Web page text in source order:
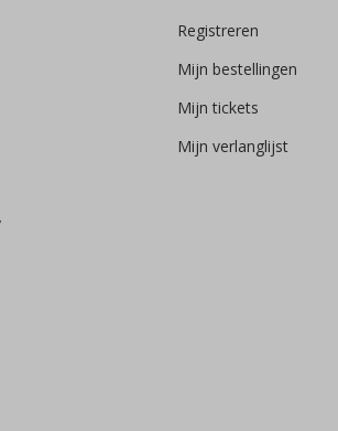
Registreren
Mijn bestellingen
Mijn tickets
Mijn verlanglijst